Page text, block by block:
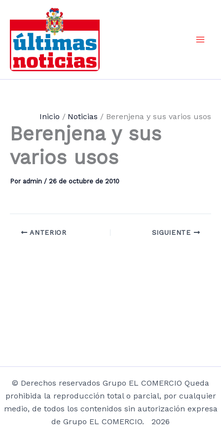
contenido
Inicio Noticias Berenjena y sus varios usos
Berenjena y sus
varios usos
Por admin / 26 de octubre de 2010
ANTERIOR SIGUIENTE
© Derechos reservados Grupo EL COMERCIO Queda
prohibida la reproducción total o parcial, por cualquier
medio, de todos los contenidos sin autorización expresa
de Grupo EL COMERCIO. 2026